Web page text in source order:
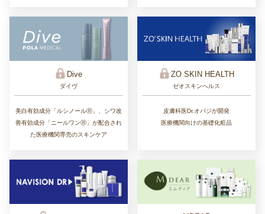
Dive
ダイヴ
美白有効成分「ルシノールⓇ」、シワ改
善有効成分「ニールワンⓇ」が配合され
た医療機関専売のスキンケア
ZO SKIN HEALTH
ゼオスキンへルス
皮膚科医Dr.オバジが開発
医療機関向けの基礎化粧品